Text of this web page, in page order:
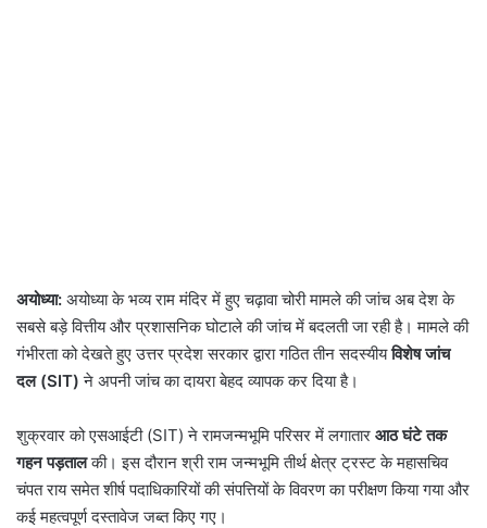
अयोध्या: अयोध्या के भव्य राम मंदिर में हुए चढ़ावा चोरी मामले की जांच अब देश के
सबसे बड़े वित्तीय और प्रशासनिक घोटाले की जांच में बदलती जा रही है। मामले की
गंभीरता को देखते हुए उत्तर प्रदेश सरकार द्वारा गठित तीन सदस्यीयविशेष जांच
दल (SIT) ने अपनी जांच का दायरा बेहद व्यापक कर दिया है।
शुक्रवार को एसआईटी (SIT) ने रामजन्मभूमि परिसर में लगातार आठ घंटे तक
गहन पड़तालकी। इस दौरान श्री राम जन्मभूमि तीर्थ क्षेत्र ट्रस्ट के महासचिव
चंपत राय समेत शीर्ष पदाधिकारियों की संपत्तियों के विवरण का परीक्षण किया गया और
कई महत्वपूर्ण दस्तावेज जब्त किए गए।